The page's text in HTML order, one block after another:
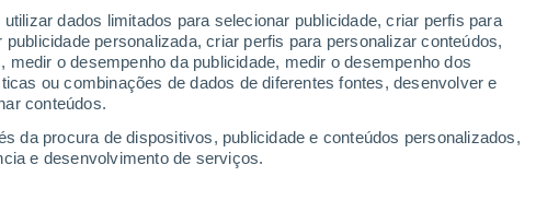
dados limitados para selecionar publicidade, criar perfis para
personalizada, criar perfis para personalizar conteúdos,
o desempenho da publicidade, medir o desempenho dos
ou combinações de dados de diferentes fontes, desenvolver e
conteúdos.
da procura de dispositivos, publicidade e conteúdos personalizados,
e desenvolvimento de serviços.
0 / 29